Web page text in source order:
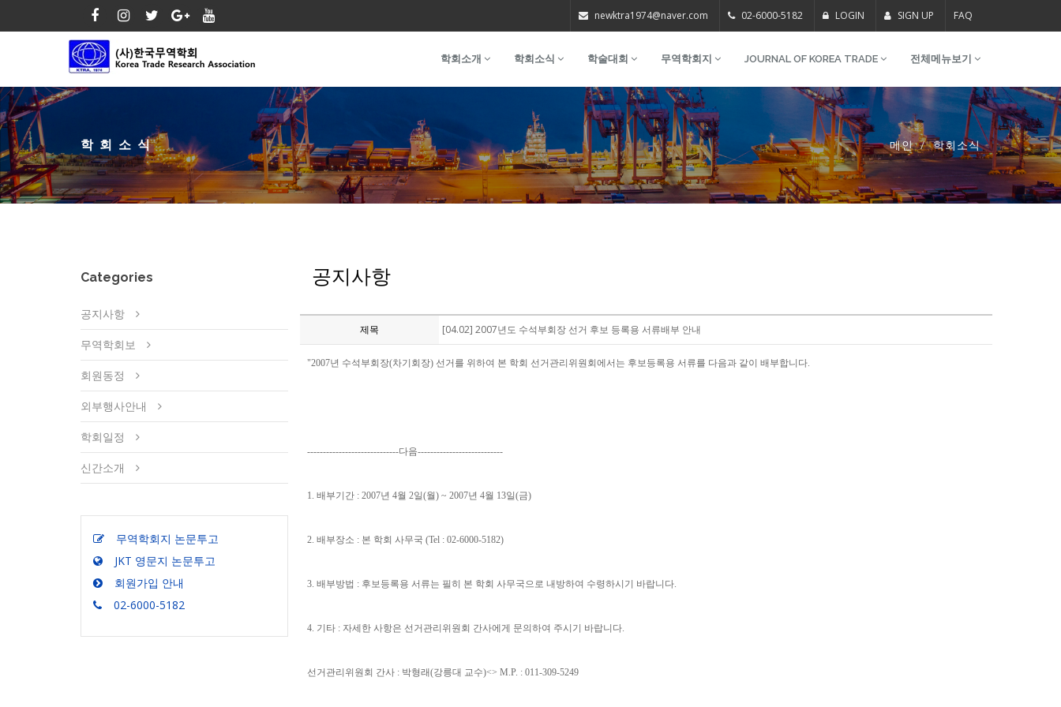
newktra1974@naver.com 02-6000-5182 LOGIN SIGN UP FAQ
학회소개 학회소식 학술대회 무역학회지 JOURNAL OF KOREA TRADE 전체메뉴보기
학회소식 메인 학회소식
Categories
공지사항
무역학회보
회원동정
외부행사안내
학회일정
신간소개
무역학회지 논문투고
JKT 영문지 논문투고
회원가입 안내
02-6000-5182
공지사항
제목 [04.02] 2007년도 수석부회장 선거 후보 등록용 서류배부 안내
"2007년 수석부회장(차기회장) 선거를 위하여 본 학회 선거관리위원회에서는 후보등록용 서류를 다음과 같이 배부합니다.
-----------------------------다음---------------------------
1. 배부기간 : 2007년 4월 2일(월) ~ 2007년 4월 13일(금)
2. 배부장소 : 본 학회 사무국 (Tel : 02-6000-5182)
3. 배부방법 : 후보등록용 서류는 필히 본 학회 사무국으로 내방하여 수령하시기 바랍니다.
4. 기타 : 자세한 사항은 선거관리위원회 간사에게 문의하여 주시기 바랍니다.
선거관리위원회 간사 : 박형래(강릉대 교수)<> M.P. : 011-309-5249